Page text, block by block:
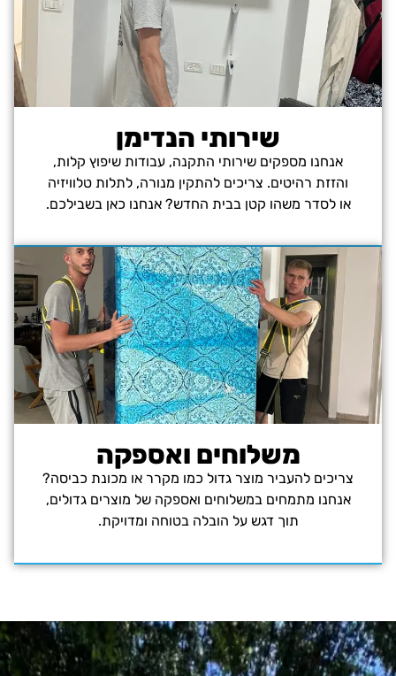
שירותי הנדימן
אנחנו מספקים שירותי התקנה, עבודות שיפוץ קלות,
והזזת רהיטים. צריכים להתקין מנורה, לתלות טלוויזיה
או לסדר משהו קטן בבית החדש? אנחנו כאן בשבילכם.
משלוחים ואספקה
צריכים להעביר מוצר גדול כמו מקרר או מכונת כביסה?
אנחנו מתמחים במשלוחים ואספקה של מוצרים גדולים,
תוך דגש על הובלה בטוחה ומדויקת.